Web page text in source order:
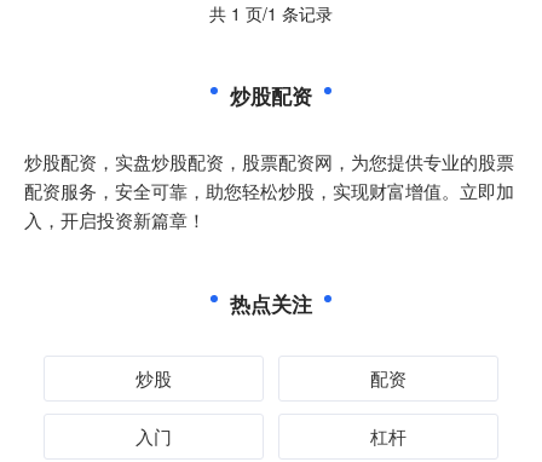
共 1 页/1 条记录
炒股配资
炒股配资，实盘炒股配资，股票配资网，为您提供专业的股票
配资服务，安全可靠，助您轻松炒股，实现财富增值。立即加
入，开启投资新篇章！
热点关注
炒股 配资
入门 杠杆